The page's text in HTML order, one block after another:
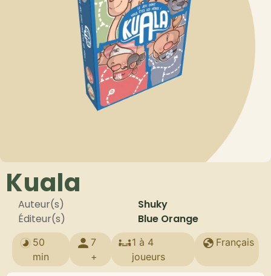
Kuala
Auteur(s)
Shuky
Éditeur(s)
Blue Orange
50
min
7
+
1 à 4
joueurs
Français